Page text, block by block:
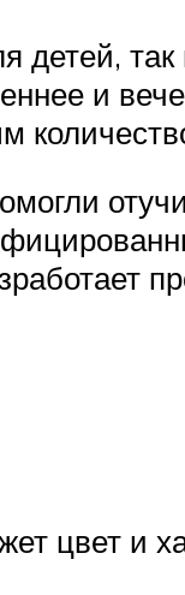
и
цвет и